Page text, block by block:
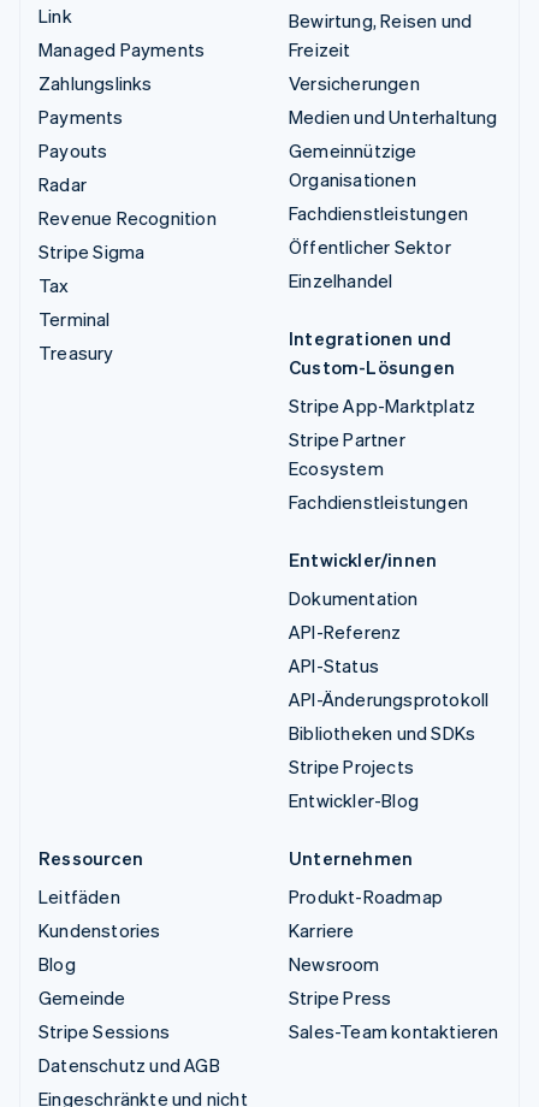
Link
Managed Payments
Zahlungslinks
Payments
Payouts
Radar
Revenue Recognition
Stripe Sigma
Tax
Terminal
Treasury
Bewirtung, Reisen und
Freizeit
Versicherungen
Medien und Unterhaltung
Gemeinnützige
Organisationen
Fachdienstleistungen
Öffentlicher Sektor
Einzelhandel
Integrationen und
Custom-Lösungen
Stripe App-Marktplatz
Stripe Partner
Ecosystem
Fachdienstleistungen
Entwickler/innen
Dokumentation
API-Referenz
API-Status
API-Änderungsprotokoll
Bibliotheken und SDKs
Stripe Projects
Entwickler-Blog
Ressourcen
Leitfäden
Kundenstories
Blog
Gemeinde
Stripe Sessions
Datenschutz und AGB
Eingeschränkte und nicht
Unternehmen
Produkt-Roadmap
Karriere
Newsroom
Stripe Press
Sales-Team kontaktieren